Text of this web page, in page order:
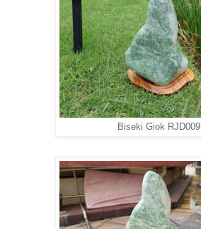
Biseki Giok RJD009